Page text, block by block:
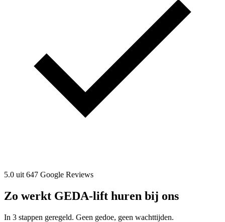
5.0 uit 647 Google Reviews
Zo werkt GEDA-lift huren bij ons
In 3 stappen geregeld. Geen gedoe, geen wachttijden.